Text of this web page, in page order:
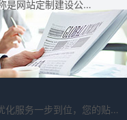
十大搜狗优化的公司名称是网站定制建设公司有哪些?
搜狗总部电话，优化服务一步到位，您的贴心助手！